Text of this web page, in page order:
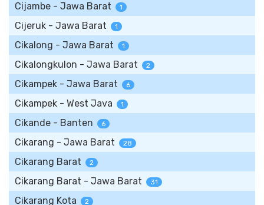
Cijambe - Jawa Barat 1
Cijeruk - Jawa Barat 1
Cikalong - Jawa Barat 1
Cikalongkulon - Jawa Barat 2
Cikampek - Jawa Barat 6
Cikampek - West Java 1
Cikande - Banten 6
Cikarang - Jawa Barat 28
Cikarang Barat 2
Cikarang Barat - Jawa Barat 31
Cikarang Kota 2